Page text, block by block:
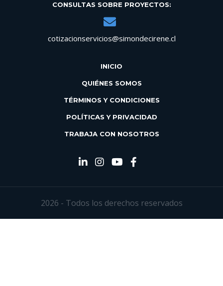
CONSULTAS SOBRE PROYECTOS:
cotizacionservicios@simondecirene.cl
INICIO
QUIÉNES SOMOS
TÉRMINOS Y CONDICIONES
POLÍTICAS Y PRIVACIDAD
TRABAJA CON NOSOTROS
2026 - Todos los derechos reservados